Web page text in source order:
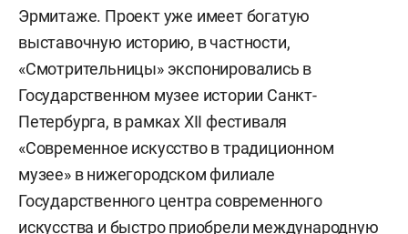
Эрмитаже. Проект уже имеет богатую
выставочную историю, в частности,
«Смотрительницы» экспонировались в
Государственном музее истории Санкт-
Петербурга, в рамках XII фестиваля
«Современное искусство в традиционном
музее» в нижегородском филиале
Государственного центра современного
искусства и быстро приобрели международную